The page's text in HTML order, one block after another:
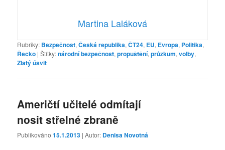
Martina Laláková
Rubriky: Bezpečnost,Česká republika,ČT24, EU, Evropa, Politika,
Řecko |Štítky:národní bezpečnost,propuštění,průzkum,volby,
Zlatý úsvit
Američtí učitelé odmítají
nosit střelné zbraně
Publikováno15.1.2013 | Autor: Denisa Novotná